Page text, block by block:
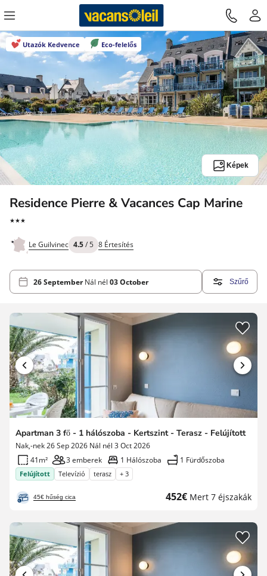
Képek
Utazók Kedvence Eco-felelős
Residence Pierre & Vacances Cap Marine3
★★★
Le Guilvinec 4.5/ 5 8 Értesítés
26 SeptemberNál nél 03 October Szűrő
Apartman 3 fő - 1 hálószoba - Kertszint - Terasz - Felújított
Nak,-nek 26 Sep 2026 Nál nél 3 Oct 2026
41m²
3 emberek 1 Hálószoba 1 Fürdőszoba
Felújított Televízió terasz + 3
45€ hűség cica
Új
452€ Mert 7 éjszakák